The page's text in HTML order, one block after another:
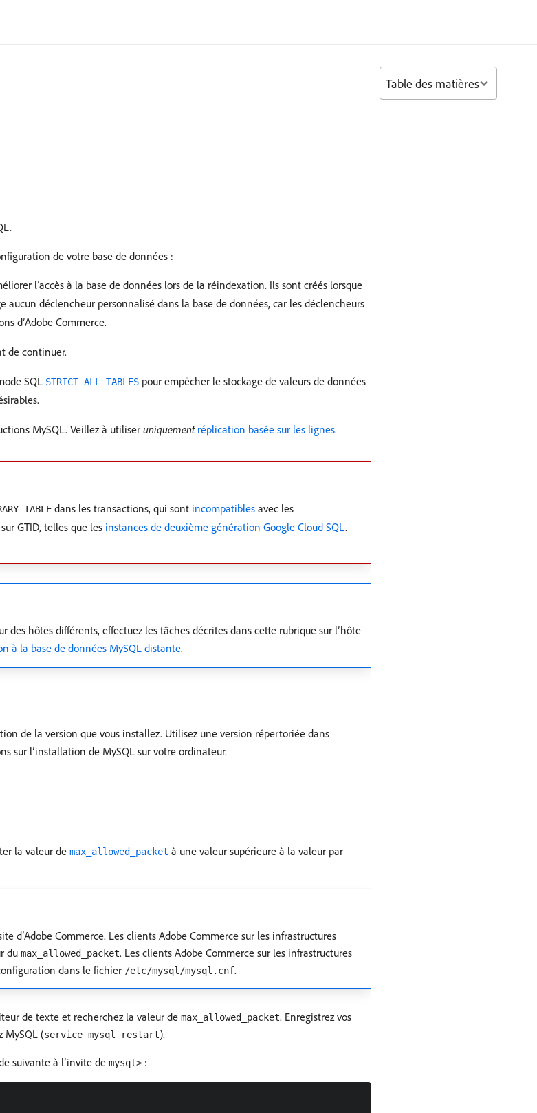
de votre base de données :
l’accès à la base de données lors de la réindexation. Ils sont créés lorsque
aucun déclencheur personnalisé dans la base de données, car les déclencheurs
d’Adobe Commerce.
de continuer.
SQL STRICT_ALL_TABLES pour empêcher le stockage de valeurs de données
MySQL. Veillez à utiliser uniquement réplication basée sur les lignes.
TABLE dans les transactions, qui sont incompatibles avec les
GTID, telles que les instances de deuxième génération Google Cloud SQL.
hôtes différents, effectuez les tâches décrites dans cette rubrique sur l’hôte
à la base de données MySQL distante.
de la version que vous installez. Utilisez une version répertoriée dans
sur l’installation de MySQL sur votre ordinateur.
la valeur de max_allowed_packet à une valeur supérieure à la valeur par
d’Adobe Commerce. Les clients Adobe Commerce sur les infrastructures
du max_allowed_packet. Les clients Adobe Commerce sur les infrastructures
dans le fichier /etc/mysql/mysql.cnf.
de texte et recherchez la valeur de max_allowed_packet. Enregistrez vos
MySQL (service mysql restart).
suivante à l’invite de mysql> :
Table des matières